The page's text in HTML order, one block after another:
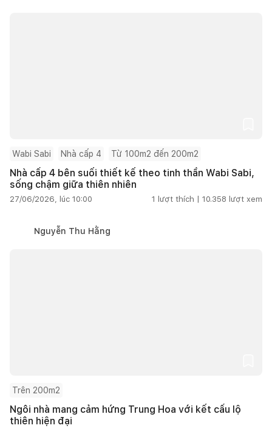
Wabi Sabi Nhà cấp 4 Từ 100m2 đến 200m2
Nhà cấp 4 bên suối thiết kế theo tinh thần Wabi Sabi,
sống chậm giữa thiên nhiên
27/06/2026, lúc 10:00 1 lượt thích | 10.358 lượt xem
Nguyễn Thu Hằng
Trên 200m2
Ngôi nhà mang cảm hứng Trung Hoa với kết cấu lộ
thiên hiện đại